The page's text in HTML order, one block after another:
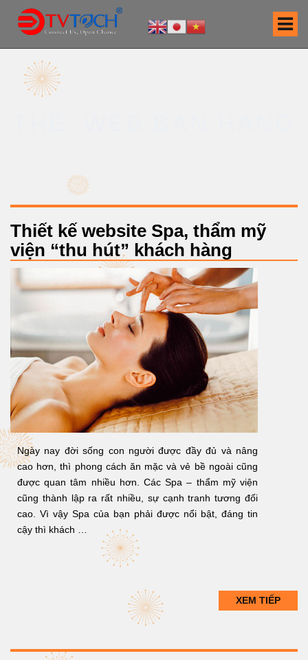
Thiết kế website Spa, thẩm mỹ
viện “thu hút” khách hàng
Ngày nay đời sống con người được đầy đủ và nâng
cao hơn, thì phong cách ăn mặc và vẻ bề ngoài cũng
được quan tâm nhiều hơn. Các Spa – thẩm mỹ viện
cũng thành lập ra rất nhiều, sự cạnh tranh tương đối
cao. Vì vậy Spa của bạn phải được nổi bật, đáng tin
cậy thì khách …
XEM TIẾP